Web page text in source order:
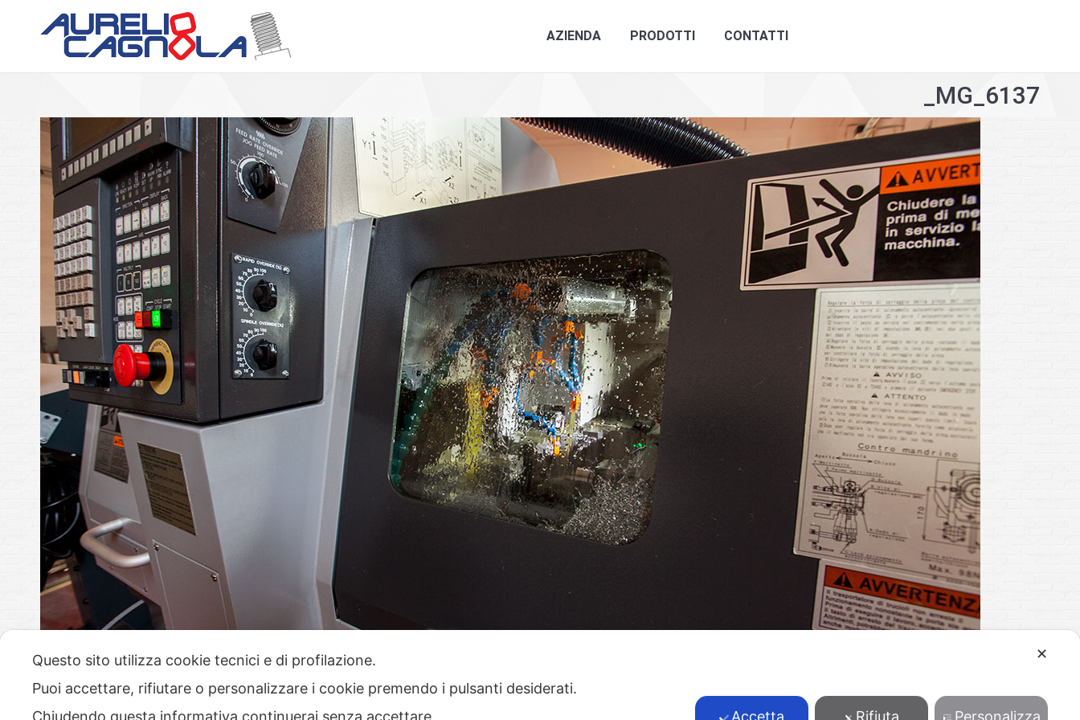
AZIENDA PRODOTTI CONTATTI
_MG_6137
✕
Questo sito utilizza cookie tecnici e di profilazione.
Puoi accettare, rifiutare o personalizzare i cookie premendo i pulsanti desiderati.
Chiudendo questa informativa continuerai senza accettare.
Accetta Rifiuta Personalizza